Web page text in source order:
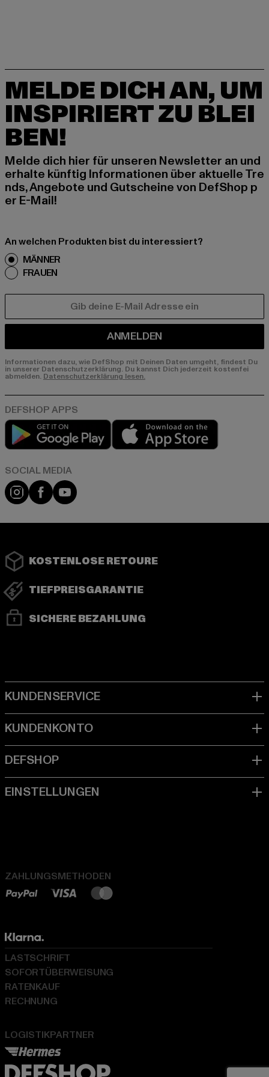
MELDE DICH AN, UM
INSPIRIERT ZU BLEI
BEN!
Melde dich hier für unseren Newsletter an und
erhalte künftig Informationen über aktuelle Tre
nds, Angebote und Gutscheine von DefShop p
er E-Mail!
An welchen Produkten bist du interessiert?
MÄNNER
FRAUEN
ANMELDEN
Informationen dazu, wie DefShop mit Deinen Daten umgeht, findest Du
in unserer Datenschutzerklärung. Du kannst Dich jederzeit kostenfei
abmelden. Datenschutzerklärung lesen.
Play market
Instagram
FacebookYouTube
KOSTENLOSE RETOURE
TIEFPREISGARANTIE
SICHERE BEZAHLUNG
ZAHLUNGSMETHODEN
LOGISTIKPARTNER
LASTSCHRIFT
SOFORTÜBERWEISUNG
RATENKAUF
RECHNUNG